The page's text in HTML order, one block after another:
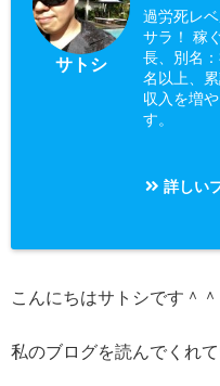
サトシ
過労死レ
サラ！ 稼
長、別名
名以上、
収入を増
す。
詳しい
こんにちはサトシです＾＾
私のブログを読んでくれ